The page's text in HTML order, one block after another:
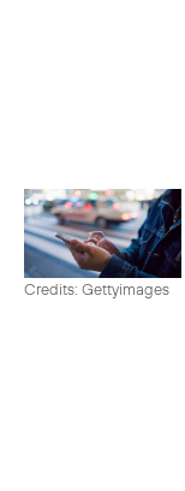
Credits: Gettyimages